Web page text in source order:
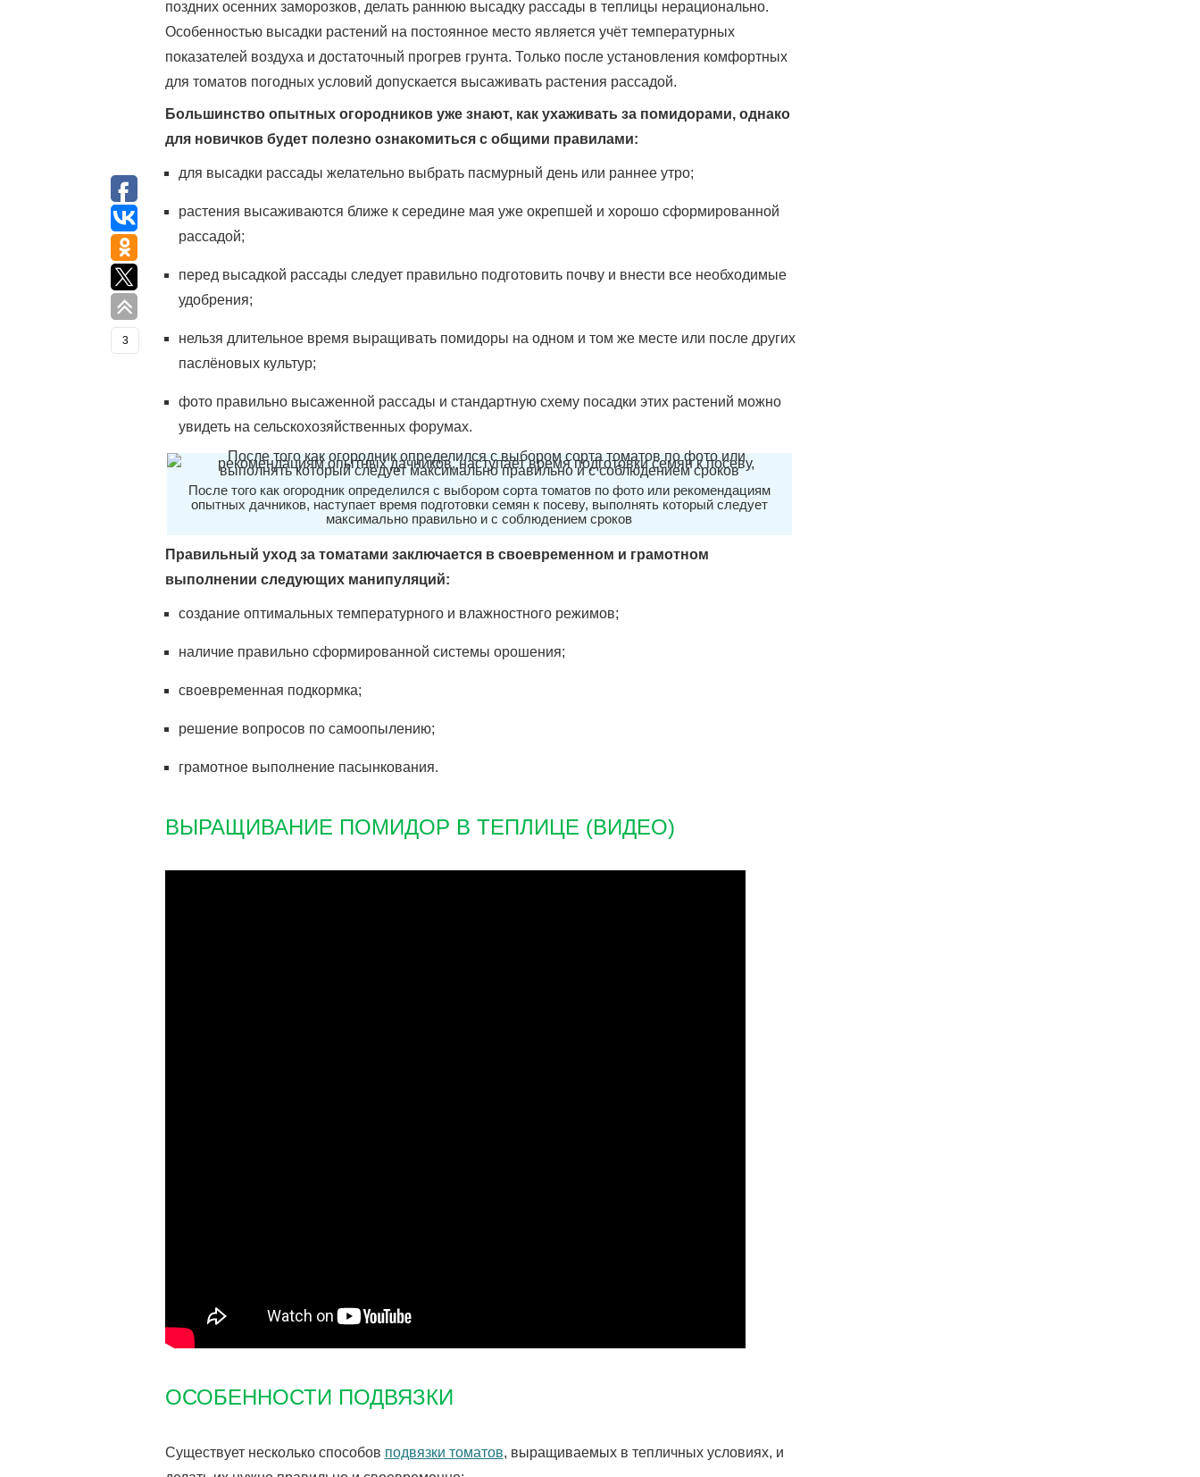
поздних осенних заморозков, делать раннюю высадку рассады в теплицы нерационально.
Особенностью высадки растений на постоянное место является учёт температурных
показателей воздуха и достаточный прогрев грунта. Только после установления комфортных
для томатов погодных условий допускается высаживать растения рассадой.
Большинство опытных огородников уже знают, как ухаживать за помидорами, однако
для новичков будет полезно ознакомиться с общими правилами:
для высадки рассады желательно выбрать пасмурный день или раннее утро;
растения высаживаются ближе к середине мая уже окрепшей и хорошо сформированной
рассадой;
перед высадкой рассады следует правильно подготовить почву и внести все необходимые
удобрения;
нельзя длительное время выращивать помидоры на одном и том же месте или после других
паслёновых культур;
фото правильно высаженной рассады и стандартную схему посадки этих растений можно
увидеть на сельскохозяйственных форумах.
После того как огородник определился с выбором сорта томатов по фото или рекомендациям
опытных дачников, наступает время подготовки семян к посеву, выполнять который следует
максимально правильно и с соблюдением сроков
Правильный уход за томатами заключается в своевременном и грамотном
выполнении следующих манипуляций:
создание оптимальных температурного и влажностного режимов;
наличие правильно сформированной системы орошения;
своевременная подкормка;
решение вопросов по самоопылению;
грамотное выполнение пасынкования.
ВЫРАЩИВАНИЕ ПОМИДОР В ТЕПЛИЦЕ (ВИДЕО)
ОСОБЕННОСТИ ПОДВЯЗКИ
Существует несколько способов подвязки томатов, выращиваемых в тепличных условиях, и
3